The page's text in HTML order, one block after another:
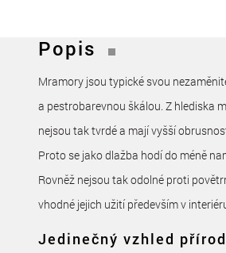
Popis
Mramory jsou typické svou
a pestrobarevnou škálou. Z hlediska
nejsou tak tvrdé a mají vyšší
Proto se jako dlažba hodí do méně
Rovněž nejsou tak odolné proti
vhodné jejich užití především v
Jedinečný vzhled